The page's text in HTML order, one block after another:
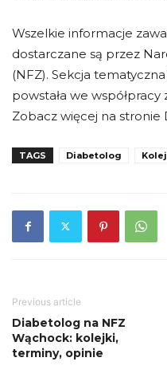
Wszelkie informacje
dostarczane są przez
(NFZ). Sekcja
powstała we
Zobacz więcej na stronie
TAGS Diabetolog
Previous article
Diabetolog na NFZ
Wąchock: kolejki,
terminy, opinie